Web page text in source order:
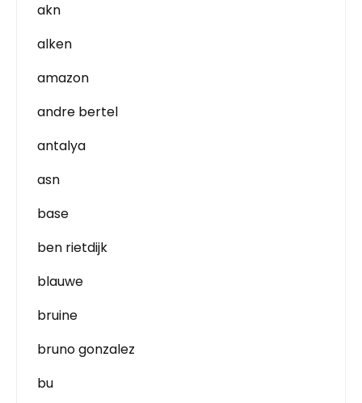
akn
alken
amazon
andre bertel
antalya
asn
base
ben rietdijk
blauwe
bruine
bruno gonzalez
bu